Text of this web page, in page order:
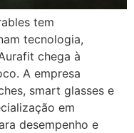
tem
tecnologia,
chega à
A empresa
smart glasses e
em
desempenho e